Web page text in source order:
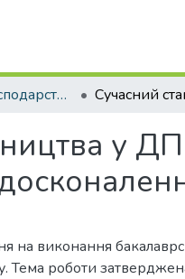
ОПП "Лісове господарство"
у
на виконання
Тема роботи